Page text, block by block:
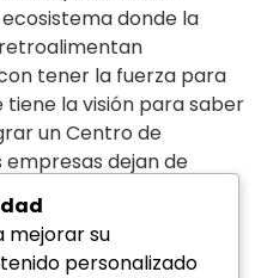
donde la
tener la fuerza para
tiene la visión para saber
un Centro de
dejan de
a tomar decisiones
Cuando el
perfecta sintonía, la
mejorar su
personalizado